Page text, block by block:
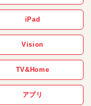
iPad
Vision
TV&Home
アプリ